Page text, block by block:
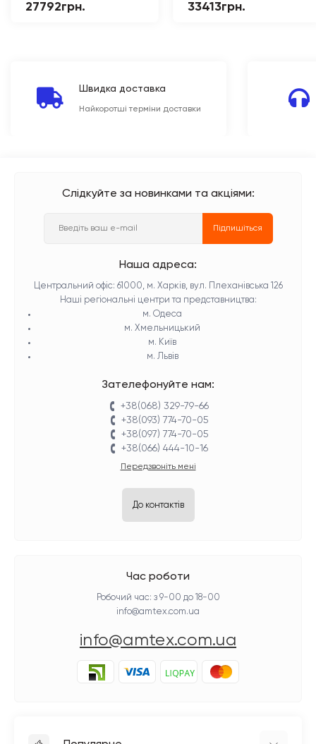
27792грн. 33413грн.
Швидка доставка
Найкоротші терміни доставки
Слідкуйте за новинками та акціями:
Підпишіться
Наша адреса:
Центральний офіс: 61000, м. Харків, вул. Плеханівська 126
Наші регіональні центри та представництва:
м. Одеса
м. Хмельницький
м. Київ
м. Львів
Зателефонуйте нам:
+38(068) 329-79-66
+38(093) 774-70-05
+38(097) 774-70-05
+38(066) 444-10-16
Передзвоніть мені
До контактів
Час роботи
Робочий час: з 9-00 до 18-00
info@amtex.com.ua
info@amtex.com.ua